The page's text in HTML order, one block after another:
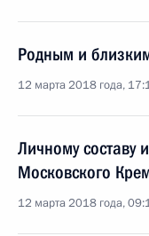
Родным и
12 марта 2018 года,
Личному составу
Московского
12 марта 2018 года,